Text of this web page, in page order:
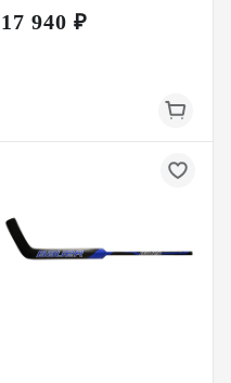
17 940 ₽